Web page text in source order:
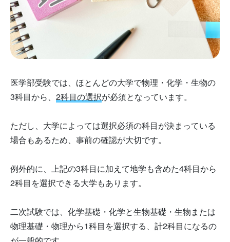
医学部受験では、ほとんどの大学で物理・化学・生物の
3科目から、 2科目の選択が必須となっています。
ただし、大学によっては選択必須の科目が決まっている
場合もあるため、事前の確認が大切です。
例外的に、上記の3科目に加えて地学も含めた4科目から
2科目を選択できる大学もあります。
二次試験では、化学基礎・化学と生物基礎・生物または
物理基礎・物理から1科目を選択する、計2科目になるの